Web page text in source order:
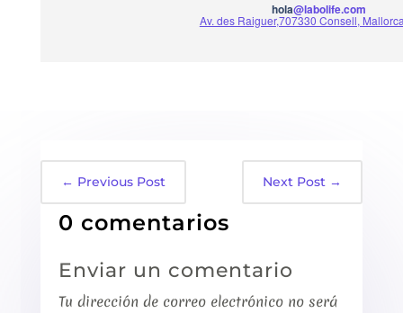
hola@labolife.com
Av. des Raiguer,707330 Consell,
← Previous Post Next Post →
0 comentarios
Enviar un comentario
Tu dirección de correo electrónico no será